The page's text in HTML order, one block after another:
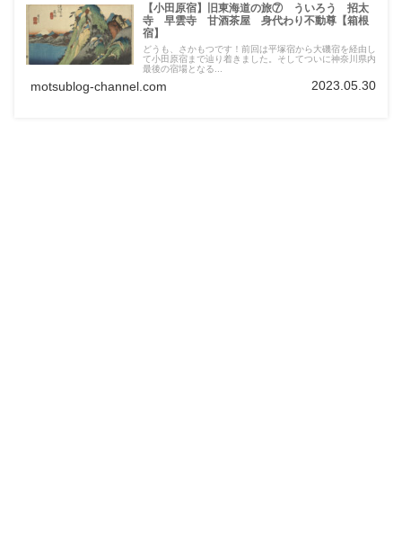
【小田原宿】旧東海道の旅⑦ ういろう 招太
寺 早雲寺 甘酒茶屋 身代わり不動尊【箱根
宿】
どうも、さかもつです！前回は平塚宿から大磯宿を経由し
て小田原宿まで辿り着きました。そしてついに神奈川県内
最後の宿場となる...
motsublog-channel.com 2023.05.30